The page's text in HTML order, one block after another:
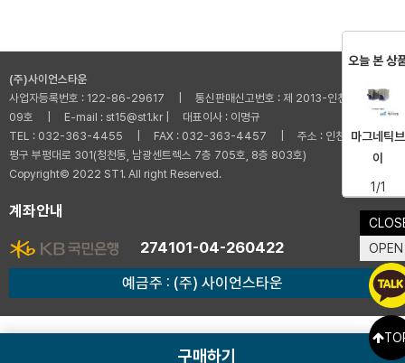
구매하기
(주)사이언스타운
사업자등록번호 : 122-86-29617 | 통신판매신고번호 : 제 2013-인천부평-001
09호 | E-mail : st15@st1.kr | 대표이사 : 이명규
TEL : 032-363-4455 | FAX : 032-363-4457 | 주소 : 인천광역시 부
평구 부평대로 301(청천동, 남광센트렉스 7층 705호, 8층 803호)
Copyright© 2022 ST1. All right Reserved.
계좌안내
274101-04-260422
예금주 : (주) 사이언스타운
OPEN
오늘 본 상
마그네틱브
이
1/1